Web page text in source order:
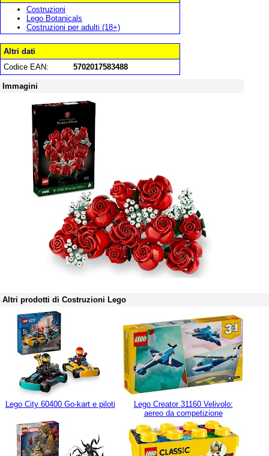
Costruzioni
Lego Botanicals
Costruzioni per adulti (18+)
Altri dati
Codice EAN:
5702017583488
Immagini
Altri prodotti di Costruzioni Lego
Lego City 60400 Go-kart e piloti
Lego Creator 31160 Velivolo:
aereo da competizione